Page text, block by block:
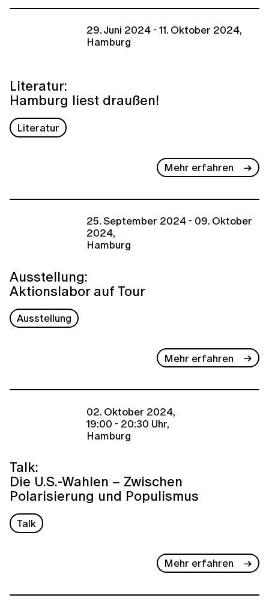
29. Juni 2024 - 11. Oktober 2024,
Hamburg
Literatur:
Hamburg liest draußen!
Literatur
Mehr erfahren
25. September 2024 - 09. Oktober
2024,
Hamburg
Ausstellung:
Aktionslabor auf Tour
Ausstellung
Mehr erfahren
02. Oktober 2024,
19:00 - 20:30 Uhr,
Hamburg
Talk:
Die U.S.-Wahlen – Zwischen
Polarisierung und Populismus
Talk
Mehr erfahren